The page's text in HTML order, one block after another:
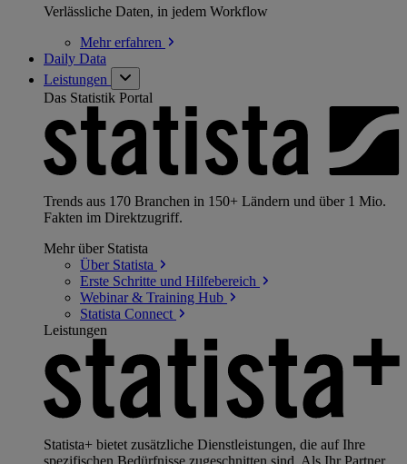
Verlässliche Daten, in jedem Workflow
Mehrerfahren
Daily Data
Leistungen
Das Statistik Portal
Trends aus 170 Branchen in 150+ Ländern und über 1 Mio.
Fakten im Direktzugriff.
Mehr über Statista
Über Statista
Erste Schritte und Hilfebereich
Webinar & Training Hub
Statista Connect
Leistungen
Statista+ bietet zusätzliche Dienstleistungen, die auf Ihre
spezifischen Bedürfnisse zugeschnitten sind. Als Ihr Partner